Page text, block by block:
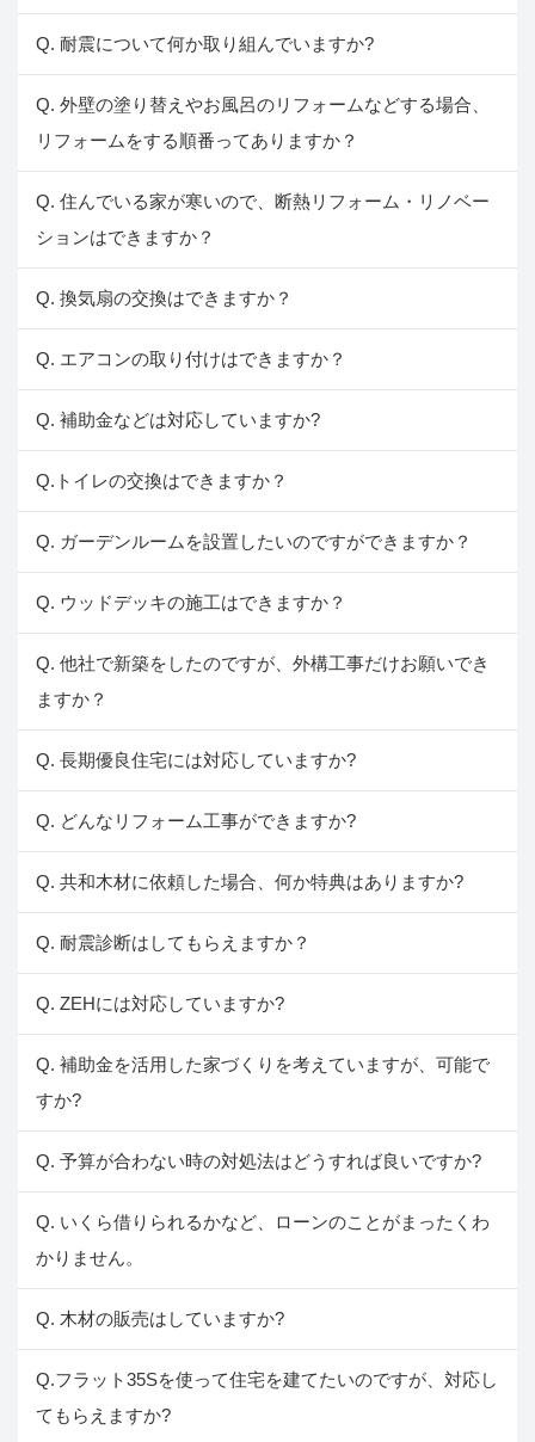
Q. 耐震について何か取り組んでいますか?
Q. 外壁の塗り替えやお風呂のリフォームなどする場合、
リフォームをする順番ってありますか？
Q. 住んでいる家が寒いので、断熱リフォーム・リノベー
ションはできますか？
Q. 換気扇の交換はできますか？
Q. エアコンの取り付けはできますか？
Q. 補助金などは対応していますか?
Q.トイレの交換はできますか？
Q. ガーデンルームを設置したいのですができますか？
Q. ウッドデッキの施工はできますか？
Q. 他社で新築をしたのですが、外構工事だけお願いでき
ますか？
Q. 長期優良住宅には対応していますか?
Q. どんなリフォーム工事ができますか?
Q. 共和木材に依頼した場合、何か特典はありますか?
Q. 耐震診断はしてもらえますか？
Q. ZEHには対応していますか?
Q. 補助金を活用した家づくりを考えていますが、可能で
すか?
Q. 予算が合わない時の対処法はどうすれば良いですか?
Q. いくら借りられるかなど、ローンのことがまったくわ
かりません。
Q. 木材の販売はしていますか?
Q.フラット35Sを使って住宅を建てたいのですが、対応し
てもらえますか?